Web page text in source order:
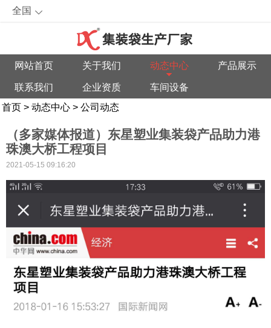
全国
网站首页 关于我们 动态中心 产品展示
联系我们 企业资质
车间设备
首页 > 动态中心 > 公司动态
（多家媒体报道）东星塑业集装袋产品助力港
珠澳大桥工程项目
2021-05-15 09:16:20